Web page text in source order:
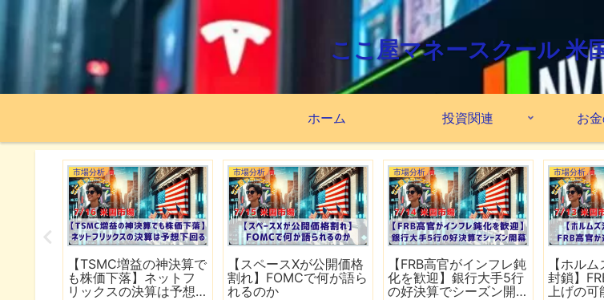
ここ屋マネースクール 米
ホーム 投資関連 お
市場分析
【TSMC増益の神決算で
も株価下落】ネットフ
リックスの決算は予想
市場分析
【スペースXが公開価格
割れ】FOMCで何が語ら
れるのか
市場分析
【FRB高官がインフレ鈍
化を歓迎】銀行大手5行
の好決算でシーズン開
市場分析
【ホル
封鎖】
上げの可